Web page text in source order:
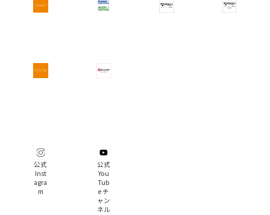
公式
Inst
agra
m
公式
You
Tub
e チ
ャン
ネル